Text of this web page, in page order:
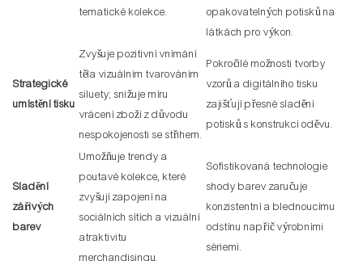
tematické kolekce.
opakovatelných potisků na
látkách pro výkon.
Strategické
umístění tisku
Zvyšuje pozitivní vnímání
těla vizuálním tvarováním
siluety; snižuje míru
vrácení zboží z důvodu
nespokojenosti se střihem.
Pokročilé možnosti tvorby
vzorů a digitálního tisku
zajišťují přesné sladění
potisků s konstrukcí oděvu.
Sladění
zářivých
barev
Umožňuje trendy a
poutavé kolekce, které
zvyšují zapojení na
sociálních sítích a vizuální
atraktivitu
merchandisingu.
Sofistikovaná technologie
shody barev zaručuje
konzistentní a blednoucímu
odstínu napříč výrobními
sériemi.